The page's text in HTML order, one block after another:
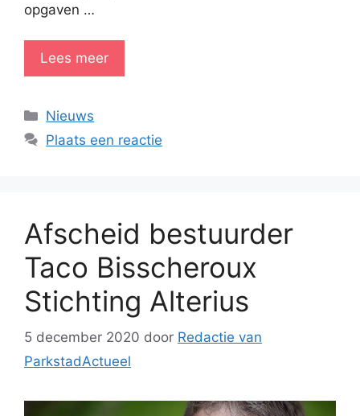
opgaven …
Lees meer
Categorieën
Nieuws
Plaats een reactie
Afscheid bestuurder
Taco Bisscheroux
Stichting Alterius
5 december 2020 door Redactie van
ParkstadActueel